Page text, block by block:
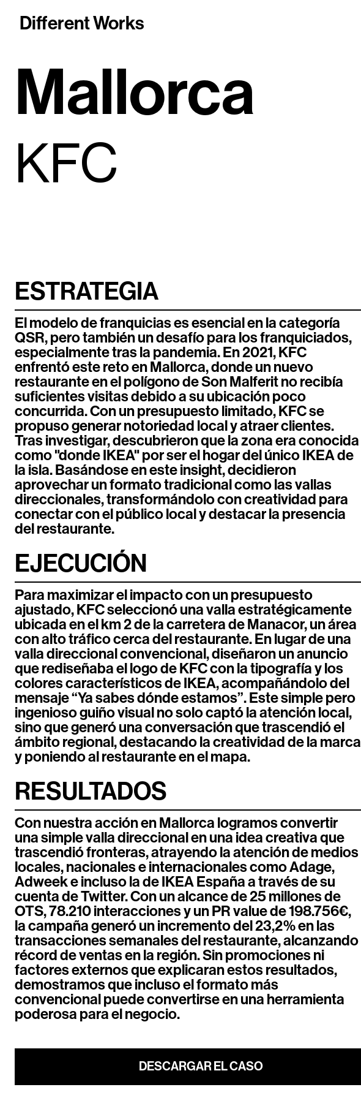
Different Works
Mallorca
KFC
ESTRATEGIA
El modelo de franquicias es esencial en la categoría
QSR, pero también un desafío para los franquiciados,
especialmente tras la pandemia. En 2021, KFC
enfrentó este reto en Mallorca, donde un nuevo
restaurante en el polígono de Son Malferit no recibía
suficientes visitas debido a su ubicación poco
concurrida. Con un presupuesto limitado, KFC se
propuso generar notoriedad local y atraer clientes.
Tras investigar, descubrieron que la zona era conocida
como "donde IKEA" por ser el hogar del único IKEA de
la isla. Basándose en este insight, decidieron
aprovechar un formato tradicional como las vallas
direccionales, transformándolo con creatividad para
conectar con el público local y destacar la presencia
del restaurante.
EJECUCIÓN
Para maximizar el impacto con un presupuesto
ajustado, KFC seleccionó una valla estratégicamente
ubicada en el km 2 de la carretera de Manacor, un área
con alto tráfico cerca del restaurante. En lugar de una
valla direccional convencional, diseñaron un anuncio
que rediseñaba el logo de KFC con la tipografía y los
colores característicos de IKEA, acompañándolo del
mensaje “Ya sabes dónde estamos”. Este simple pero
ingenioso guiño visual no solo captó la atención local,
sino que generó una conversación que trascendió el
ámbito regional, destacando la creatividad de la marca
y poniendo al restaurante en el mapa.
RESULTADOS
Con nuestra acción en Mallorca logramos convertir
una simple valla direccional en una idea creativa que
trascendió fronteras, atrayendo la atención de medios
locales, nacionales e internacionales como Adage,
Adweek e incluso la de IKEA España a través de su
cuenta de Twitter. Con un alcance de 25 millones de
OTS, 78.210 interacciones y un PR value de 198.756€,
la campaña generó un incremento del 23,2% en las
transacciones semanales del restaurante, alcanzando
récord de ventas en la región. Sin promociones ni
factores externos que explicaran estos resultados,
demostramos que incluso el formato más
convencional puede convertirse en una herramienta
poderosa para el negocio.
DESCARGAR EL CASO